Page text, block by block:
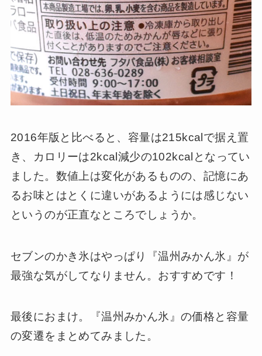
2016年版と比べると、容量は215kcalで据え置
き、カロリーは2kcal減少の102kcalとなってい
ました。数値上は変化があるものの、記憶にあ
るお味とはとくに違いがあるようには感じない
というのが正直なところでしょうか。
セブンのかき氷はやっぱり『温州みかん氷』が
最強な気がしてなりません。おすすめです！
最後におまけ。『温州みかん氷』の価格と容量
の変遷をまとめてみました。